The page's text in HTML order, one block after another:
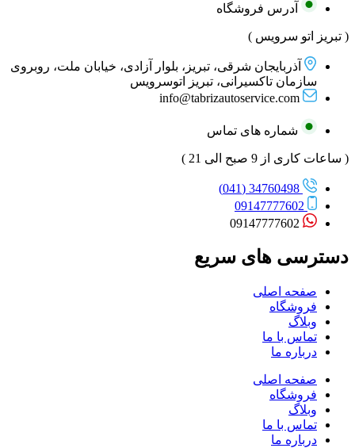
آدرس فروشگاه
( تبریز اتو سرویس )
آذربایجان شرقی، تبریز، بلوار آزادی، خیابان ملت، روبروی
سازمان تاکسیرانی، تبریز اتوسرویس
info@tabrizautoservice.com
شماره های تماس
( ساعات کاری از 9 صبح الی 21 )
34760498 (041)
09147777602
09147777602
دسترسی های سریع
صفحه اصلی
فروشگاه
وبلاگ
تماس با ما
درباره ما
صفحه اصلی
فروشگاه
وبلاگ
تماس با ما
درباره ما